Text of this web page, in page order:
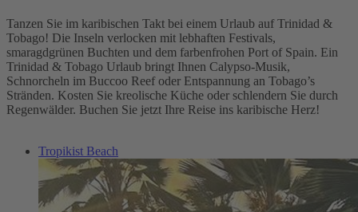
Tanzen Sie im karibischen Takt bei einem Urlaub auf Trinidad &
Tobago! Die Inseln verlocken mit lebhaften Festivals,
smaragdgrünen Buchten und dem farbenfrohen Port of Spain. Ein
Trinidad & Tobago Urlaub bringt Ihnen Calypso-Musik,
Schnorcheln im Buccoo Reef oder Entspannung an Tobago’s
Stränden. Kosten Sie kreolische Küche oder schlendern Sie durch
Regenwälder. Buchen Sie jetzt Ihre Reise ins karibische Herz!
Tropikist Beach